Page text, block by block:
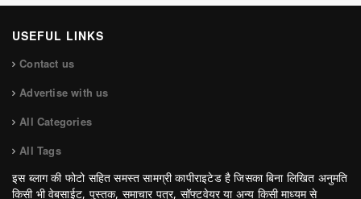
USEFUL LINKS
Contact us
Advertise with us
All Categories
All Tags
इस ब्लाग की फोटो सहित समस्त सामग्री कापीराइटेड है जिसका बिना लिखित अनुमति
किसी भी वेबसाईट, पुस्तक, समाचार पत्र, सॉफ्टवेयर या अन्य किसी माध्यम से